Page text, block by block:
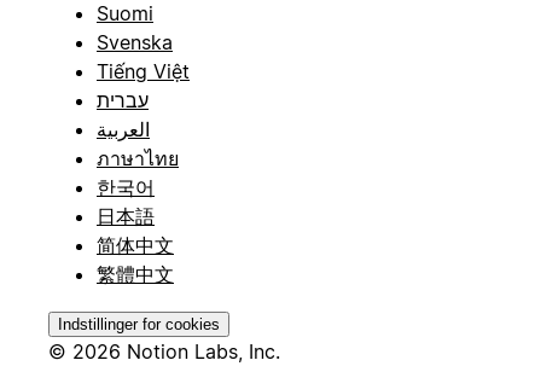
Suomi
Svenska
Tiếng Việt
עברית
العربية
ภาษาไทย
한국어
日本語
简体中文
繁體中文
Indstillinger for cookies
© 2026 Notion Labs, Inc.